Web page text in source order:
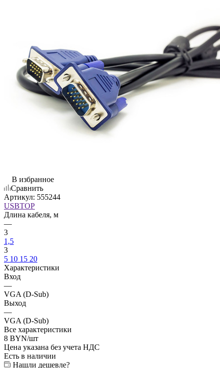
В избранное
Сравнить
Артикул: 555244
USBTOP
Длина кабеля, м
—
3
1,5
3
5 10 15 20
Характеристики
Вход
—
VGA (D-Sub)
Выход
—
VGA (D-Sub)
Все характеристики
8 BYN/шт
Цена указана без учета НДС
Есть в наличии
Нашли дешевле?